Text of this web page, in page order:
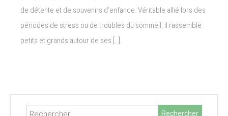
de détente et de souvenirs d’enfance. Véritable allié lors des
périodes de stress ou de troubles du sommeil, il rassemble
petits et grands autour de ses […]
Rechercher :